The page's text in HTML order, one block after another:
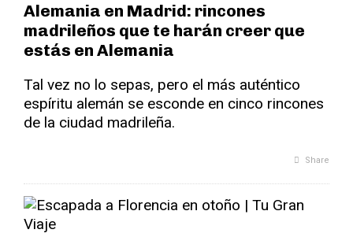
Alemania en Madrid: rincones
madrileños que te harán creer que
estás en Alemania
Tal vez no lo sepas, pero el más auténtico
espíritu alemán se esconde en cinco rincones
de la ciudad madrileña.
Share